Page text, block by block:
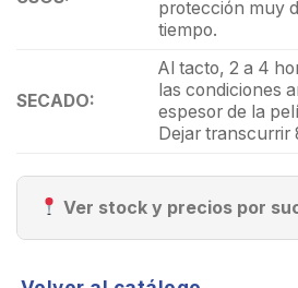
protección muy
tiempo.
SECADO:
Al tacto, 2 a 4
las condiciones
espesor de la
Dejar transcurrir
Ver stock y precios por